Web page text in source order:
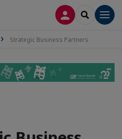
CONNEXION
Strategic Business Partners